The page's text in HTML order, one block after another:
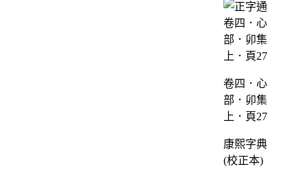
卷四．心
部．卯集
上．頁27
康熙字典
(校正本)